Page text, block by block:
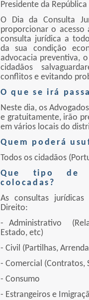
Presidente da República
O Dia da Consulta
proporcionar o
consulta jurídica a
da sua condição
advocacia preventiva,
cidadãos
conflitos e evitando
O que se irá
Neste dia, os
e gratuitamente, irão
em vários locais do
Quem poderá
Todos os cidadãos
Que tipo de
colocadas?
As consultas
Direito:
- Administrativo
Estado, etc)
- Civil (Partilhas,
- Comercial (Contratos,
- Consumo
- Estrangeiros e